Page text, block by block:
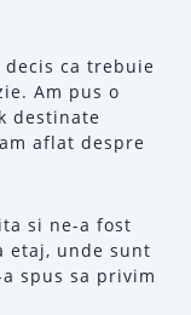
ca trebuie
Am pus o
destinate
aflat despre
si ne-a fost
etaj, unde sunt
spus sa privim